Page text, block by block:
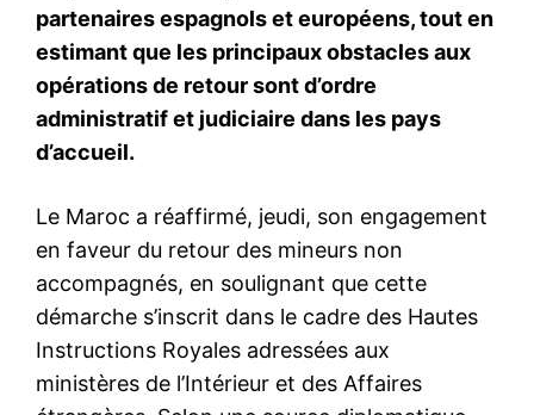
le1.ma
l'intelligence de
l'information